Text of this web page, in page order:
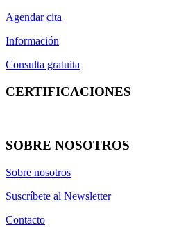
Agendar cita
Información
Consulta gratuita
CERTIFICACIONES
SOBRE NOSOTROS
Sobre nosotros
Suscríbete al Newsletter
Contacto